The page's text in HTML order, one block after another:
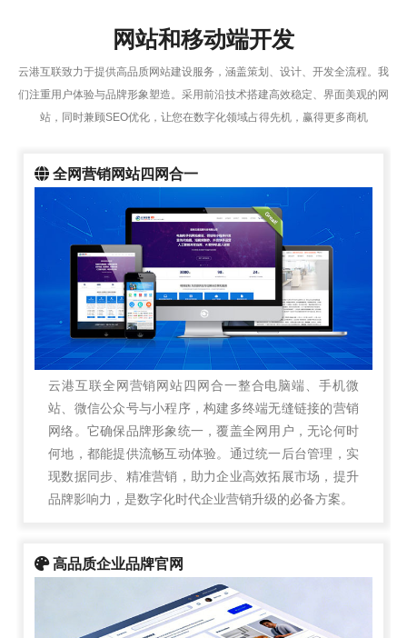
网站和移动端开发
云港互联致力于提供高品质网站建设服务，涵盖策划、设计、开发全流程。我
们注重用户体验与品牌形象塑造。采用前沿技术搭建高效稳定、界面美观的网
站，同时兼顾SEO优化，让您在数字化领域占得先机，赢得更多商机
全网营销网站四网合一
云港互联全网营销网站四网合一整合电脑端、手机微
站、微信公众号与小程序，构建多终端无缝链接的营销
网络。它确保品牌形象统一，覆盖全网用户，无论何时
何地，都能提供流畅互动体验。通过统一后台管理，实
现数据同步、精准营销，助力企业高效拓展市场，提升
品牌影响力，是数字化时代企业营销升级的必备方案。
高品质企业品牌官网